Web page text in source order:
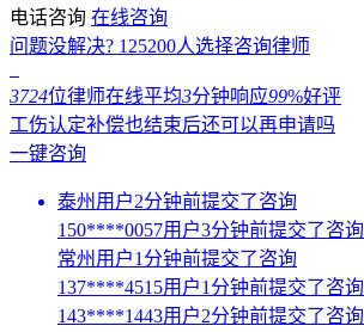
电话咨询 在线咨询
问题没解决? 125200人选择咨询律师
3724位律师在线平均3分钟响应99%好评
工伤认定补偿也结束后还可以再申请吗
一键咨询
泰州用户2分钟前提交了咨询
150****0057用户3分钟前提交了咨询
常州用户1分钟前提交了咨询
137****4515用户1分钟前提交了咨询
143****1443用户2分钟前提交了咨询